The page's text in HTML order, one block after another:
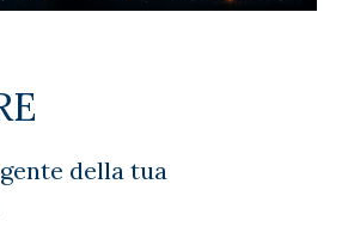
della tua